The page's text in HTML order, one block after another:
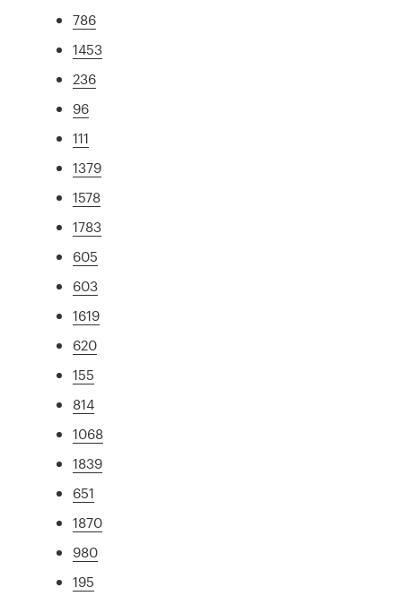
786
1453
236
96
111
1379
1578
1783
605
603
1619
620
155
814
1068
1839
651
1870
980
195